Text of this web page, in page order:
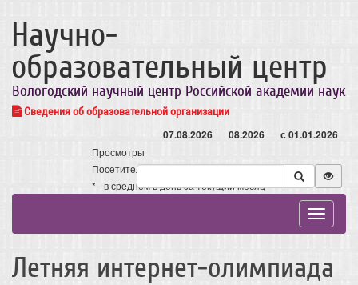
Научно-
образовательный центр
Вологодский научный центр Российской академии наук
Сведения об образовательной организации
07.08.2026 08.2026 с 01.01.2026
Просмотры
Посетители
* - в среднем в день за текущий месяц
Toggle
Летняя интернет-олимпиада